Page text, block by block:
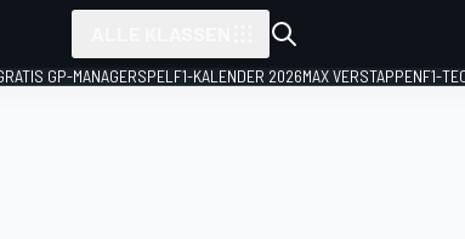
GP-MANAGERSPEL F1-KALENDER 2026MAX VERSTAPPENF1-